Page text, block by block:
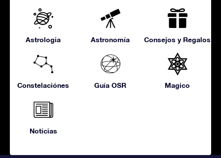
Astrologia Astronomía Consejos y Regalos
Constelaciónes Guía OSR Magico
Noticias